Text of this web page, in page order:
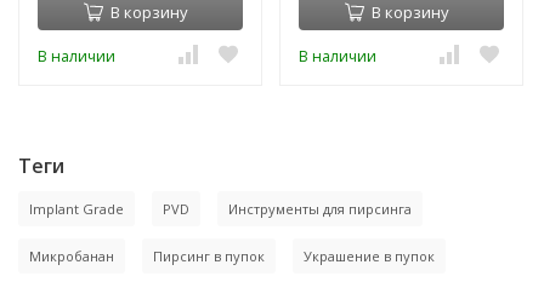
В корзину
В наличии
В корзину
В наличии
Теги
Implant Grade PVD Инструменты для пирсинга
Микробанан Пирсинг в пупок Украшение в пупок